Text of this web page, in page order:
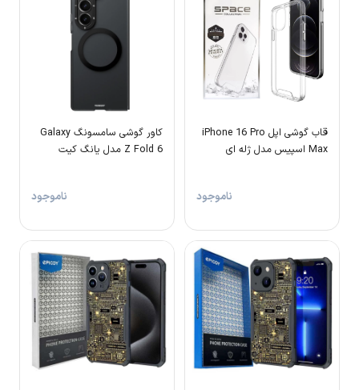
قاب گوشی اپل iPhone 16 Pro
Max اسپیس مدل ژله ای
ناموجود
کاور گوشی سامسونگ Galaxy
Z Fold 6 مدل یانگ کیت
ناموجود